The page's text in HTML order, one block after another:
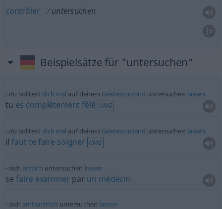
contrôler untersuchen
Beispielsätze für "untersuchen"
du solltest dich mal auf deinen Geisteszustand untersuchen lassen
tu es complètement fêlé UMG
du solltest dich mal auf deinen Geisteszustand untersuchen lassen
ilfaut te faire soigner UMG
sich ärztlich untersuchen lassen
sefaire examiner par un médecin
sich amtsärztlich untersuchen lassen